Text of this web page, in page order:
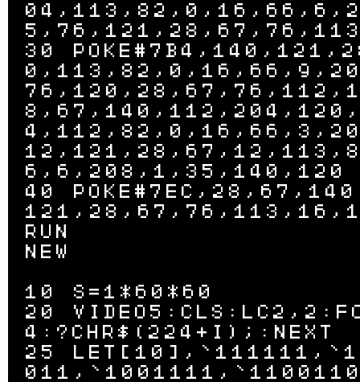
30
6,6,208,1,35,140,120
40
RUN
NEW
10 S=1*60*60
20
4:?CHR$(224+I);:NEXT
25